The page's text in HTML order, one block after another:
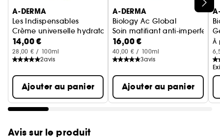
Ignorer le carrousel produits
A-DERMA
Les Indispensables
Crème universelle hydratante
14,00 €
28,00 € / 100ml
2avis
Ajouter au panier
A-DERMA
Biology Ac Global
Soin matifiant anti-
16,00 €
40,00 € / 100ml
3avis
Ajouter au panier
À
Avis sur le produit